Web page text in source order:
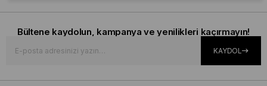
Bültene kaydolun, kampanya ve yenilikleri kaçırmayın!
KAYDOL